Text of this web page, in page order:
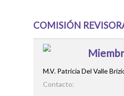
COMISIÓN
M.V. Patricia Del Valle
Contacto: